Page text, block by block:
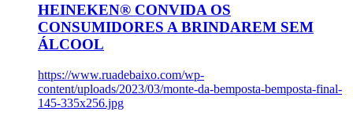
HEINEKEN® CONVIDA OS
CONSUMIDORES A BRINDAREM SEM
ÁLCOOL
https://www.ruadebaixo.com/wp-
content/uploads/2023/03/monte-da-bemposta-bemposta-final-
145-335x256.jpg